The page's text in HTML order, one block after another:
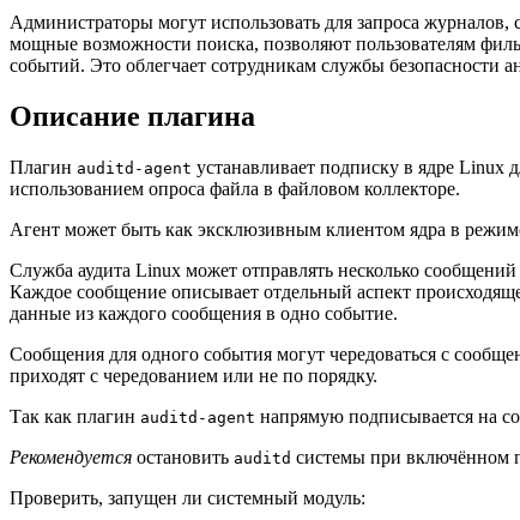
Администраторы могут использовать для запроса журналов,
мощные возможности поиска, позволяют пользователям
событий. Это облегчает сотрудникам службы
Описание плагина
Плагин auditd-agent устанавливает подписку в ядре Linux
использованием опроса файла в файловом коллекторе.
Агент может быть как эксклюзивным клиентом ядра в
Служба аудита Linux может отправлять несколько
Каждое сообщение описывает отдельный аспект
данные из каждого сообщения в одно событие.
Сообщения для одного события могут чередоваться с
приходят с чередованием или не по порядку.
Так как плагин auditd-agent напрямую подписывается на
Рекомендуется остановить auditd системы при включённом
Проверить, запущен ли системный модуль: